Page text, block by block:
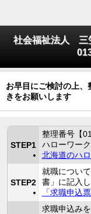
社会福祉法人 三
お早目にご検討の上
きをお願いします
STEP1
整理番号【
ハローワー
北海道のハ
STEP2
就職につい
書」に記入し
「求職申込
求職申込み